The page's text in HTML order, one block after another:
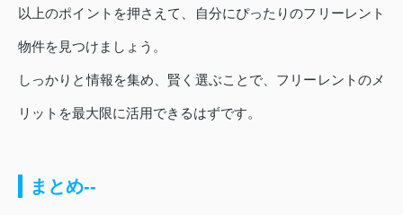
以上のポイントを押さえて、自分にぴったりのフリーレント
物件を見つけましょう。
しっかりと情報を集め、賢く選ぶことで、フリーレントのメ
リットを最大限に活用できるはずです。
まとめ--